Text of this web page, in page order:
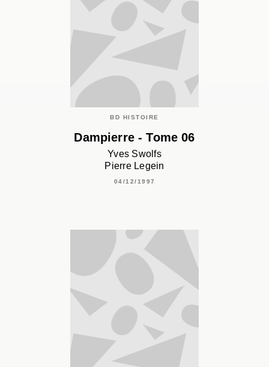
BD HISTOIRE
Dampierre - Tome 06
Yves Swolfs
Pierre Legein
04/12/1997